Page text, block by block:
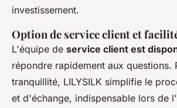
investissement.
Option de service client et
L'équipe de service client est
répondre rapidement aux questions.
tranquillité, LILYSILK simplifie le
et d'échange, indispensable lors de